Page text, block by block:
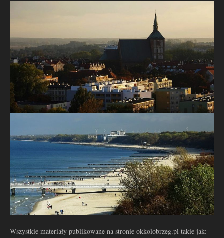
Wszystkie materiały publikowane na stronie okkolobrzeg.pl takie jak: